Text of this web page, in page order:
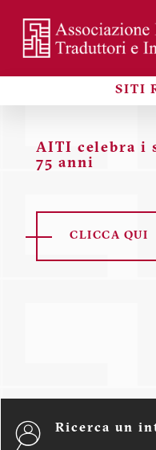
contenuto
principale
Sezioni
SITI
AITI celebra i
75 anni
CLICCA QUI
Ricerca un